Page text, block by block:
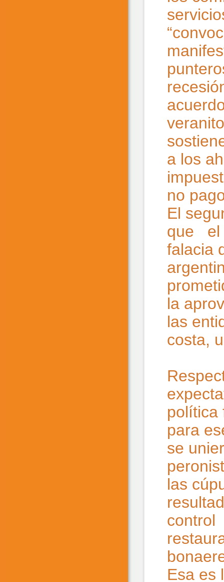
a los
no
El
que el
falacia
la
las
costa,
política
para
se
las
control
Esa es